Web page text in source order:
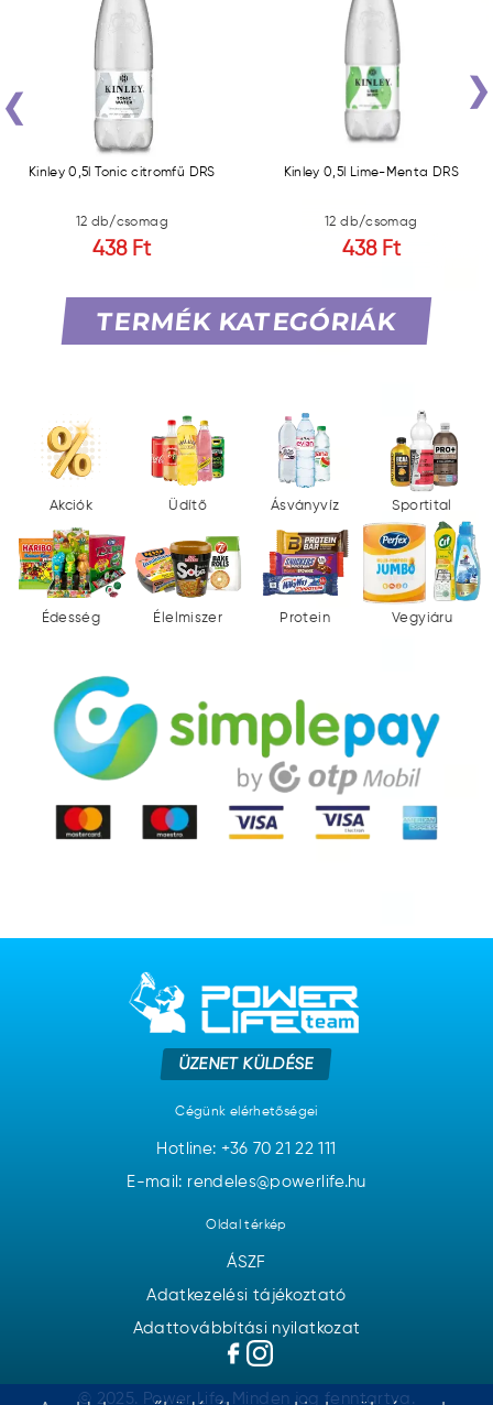
Kinley 0,5l Tonic citromfű DRS
12 db/csomag
438 Ft
Kinley 0,5l Lime-Menta DRS
12 db/csomag
438 Ft
‹ ›
TERMÉK KATEGÓRIÁK
Akciók Üdítő Ásványvíz Sportital
Édesség Élelmiszer Protein Vegyiáru
ÜZENET KÜLDÉSE
Cégünk elérhetőségei
Hotline: +36 70 21 22 111
E-mail: rendeles@powerlife.hu
Oldal térkép
ÁSZF
Adatkezelési tájékoztató
Adattovábbítási nyilatkozat
© 2025. Power Life. Minden jog fenntartva.